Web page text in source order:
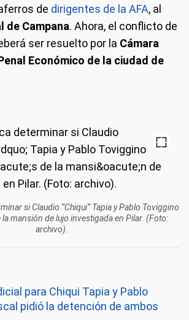
de dirigentes de la AFA, al
de Campana. Ahora, el conflicto de
ser resuelto por la Cámara
Económico de la ciudad de
si Claudio “Chiqui” Tapia y Pablo Toviggino
mansión de lujo investigada en Pilar. (Foto:
archivo).
para Chiqui Tapia y Pablo
pidió la detención de ambos